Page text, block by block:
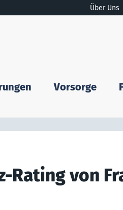
Über Uns
Vorsorge
Rating von